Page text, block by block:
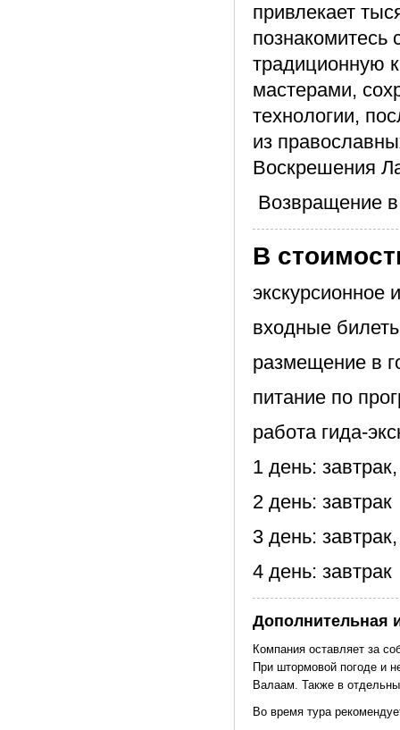
привлекает
познакомитесь
традиционную
мастерами,
технологии,
из
Воскрешения
Возвращение
В
экскурсионное
входные
размещение в
питание по
работа гида-
1 день:
2 день: завтрак
3 день:
4 день: завтрак
Дополнительная
Компания оставляет за
При штормовой погоде и
Валаам. Также в
Во время тура